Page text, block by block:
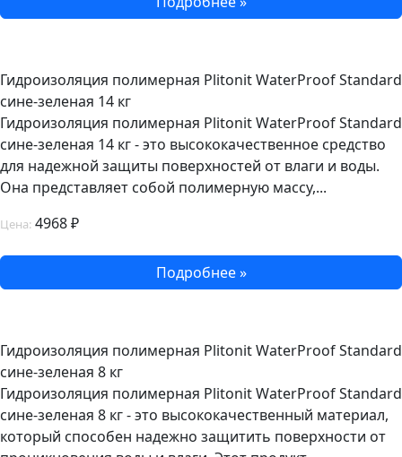
Гидроизоляция полимерная Plitonit WaterProof Standard
сине-зеленая 14 кг
Гидроизоляция полимерная Plitonit WaterProof Standard
сине-зеленая 14 кг - это высококачественное средство
для надежной защиты поверхностей от влаги и воды.
Она представляет собой полимерную массу,...
Цена: 4968 ₽
Подробнее »
Гидроизоляция полимерная Plitonit WaterProof Standard
сине-зеленая 8 кг
Гидроизоляция полимерная Plitonit WaterProof Standard
сине-зеленая 8 кг - это высококачественный материал,
который способен надежно защитить поверхности от